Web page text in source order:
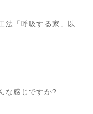
法「呼吸する家」以
な感じですか?